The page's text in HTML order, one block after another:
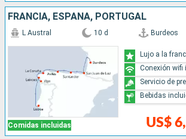
FRANCIA, ESPAÑA, PORTUGAL
Comidas incluidas
L Austral 10 d Burdeos
US$
Lujo a la
Conexión wifi
Servicio de
Bebidas